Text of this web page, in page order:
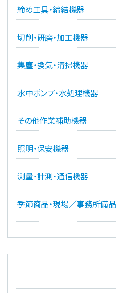
締め工具・締結機器
切削・研磨・加工機器
集塵・換気・清掃機器
水中ポンプ・水処理機器
その他作業補助機器
照明・保安機器
測量・計測・通信機器
季節商品・現場／事務所備品